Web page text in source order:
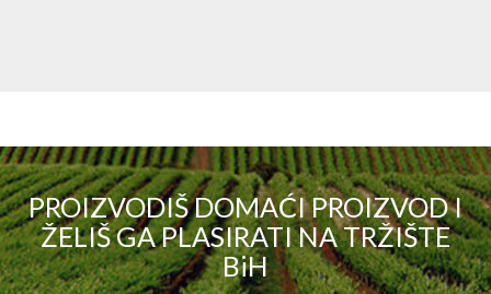
PROIZVODIŠ DOMAĆI PROIZVOD I
ŽELIŠ GA PLASIRATI NA TRŽIŠTE
BiH